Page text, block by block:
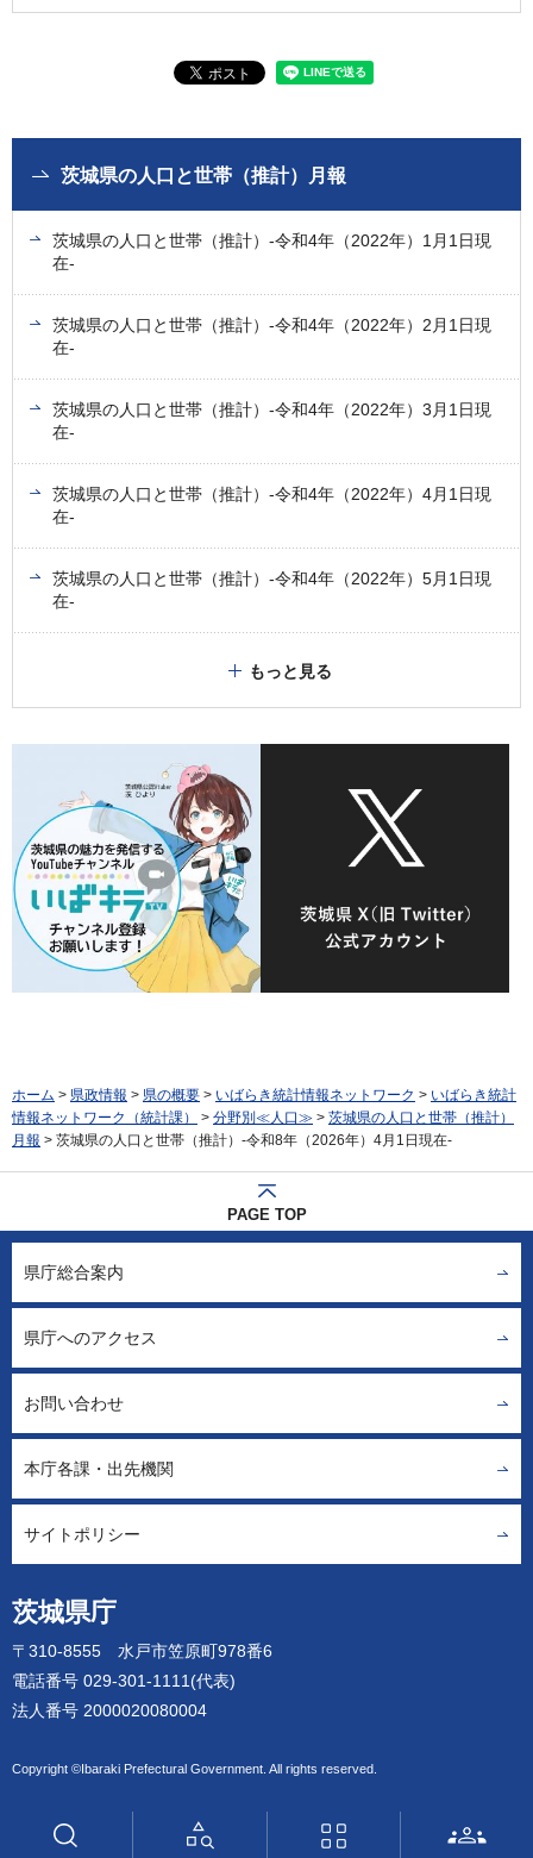
茨城県の人口と世帯（推計）月報
茨城県の人口と世帯（推計）-令和4年（2022年）1月1日現
在-
茨城県の人口と世帯（推計）-令和4年（2022年）2月1日現
在-
茨城県の人口と世帯（推計）-令和4年（2022年）3月1日現
在-
茨城県の人口と世帯（推計）-令和4年（2022年）4月1日現
在-
茨城県の人口と世帯（推計）-令和4年（2022年）5月1日現
在-
もっと見る
ホーム > 県政情報 > 県の概要 > いばらき統計情報ネットワーク > いばらき統計
情報ネットワーク（統計課）
> 分野別≪人口≫ > 茨城県の人口と世帯（推計）
月報 > 茨城県の人口と世帯（推計）-令和8年（2026年）4月1日現在-
PAGE TOP
茨城県庁
〒310-8555 水戸市笠原町978番6
電話番号 029-301-1111(代表)
法人番号 2000020080004
Copyright ©Ibaraki Prefectural Government. All rights reserved.
県庁総合案内
県庁へのアクセス
お問い合わせ
本庁各課・出先機関
サイトポリシー